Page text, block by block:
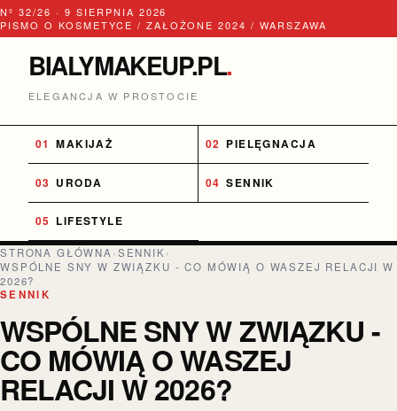
Nº 32/26 · 9 SIERPNIA 2026
PISMO O KOSMETYCE / ZAŁOŻONE 2024 / WARSZAWA
BIALYMAKEUP.PL.
ELEGANCJA W PROSTOCIE
MAKIJAŻ PIELĘGNACJA
URODA SENNIK
LIFESTYLE
STRONA GŁÓWNA›SENNIK›
WSPÓLNE SNY W ZWIĄZKU - CO MÓWIĄ O WASZEJ RELACJI W
2026?
SENNIK
WSPÓLNE SNY W ZWIĄZKU -
CO MÓWIĄ O WASZEJ
RELACJI W 2026?